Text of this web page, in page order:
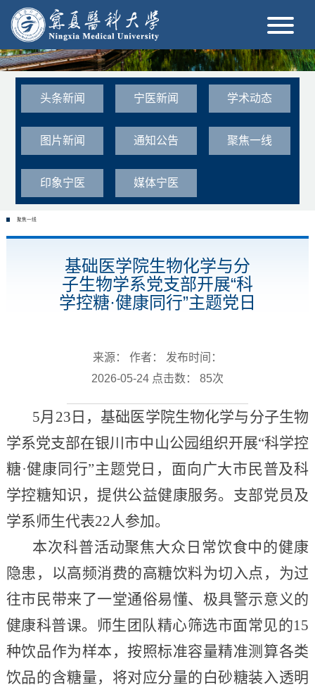
头条新闻 宁医新闻 学术动态
图片新闻 通知公告 聚焦一线
印象宁医 媒体宁医
聚焦一线
基础医学院生物化学与分
子生物学系党支部开展“科
学控糖·健康同行”主题党日
来源： 作者： 发布时间：
2026-05-24 点击数： 85次
5月23日，基础医学院生物化学与分子生物
学系党支部在银川市中山公园组织开展“科学控
糖·健康同行”主题党日，面向广大市民普及科
学控糖知识，提供公益健康服务。支部党员及
学系师生代表22人参加。
本次科普活动聚焦大众日常饮食中的健康
隐患，以高频消费的高糖饮料为切入点，为过
往市民带来了一堂通俗易懂、极具警示意义的
健康科普课。师生团队精心筛选市面常见的15
种饮品作为样本，按照标准容量精准测算各类
饮品的含糖量，将对应分量的白砂糖装入透明